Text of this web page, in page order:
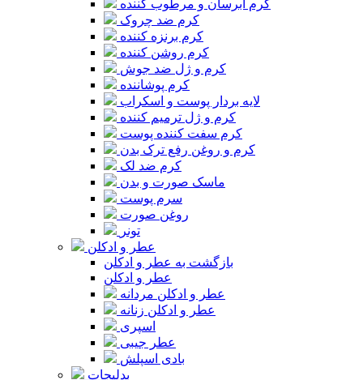
کرم آبرسان و مرطوب کننده
کرم ضد چروک
کرم برنزه کننده
کرم روشن کننده
کرم و ژل ضد جوش
کرم پوشاننده
لایه بردار پوست و اسکراب
کرم و ژل ترمیم کننده
کرم سفت کننده پوست
کرم و روغن رفع ترک بدن
کرم ضد لک
ماسک صورت و بدن
سرم پوست
روغن صورت
تونر
عطر و ادکلن
بازگشت به عطر و ادکلن
عطر و ادکلن
عطر و ادکلن مردانه
عطر و ادکلن زنانه
اسپری
عطر جیبی
بادی اسپلش
بدلیجات